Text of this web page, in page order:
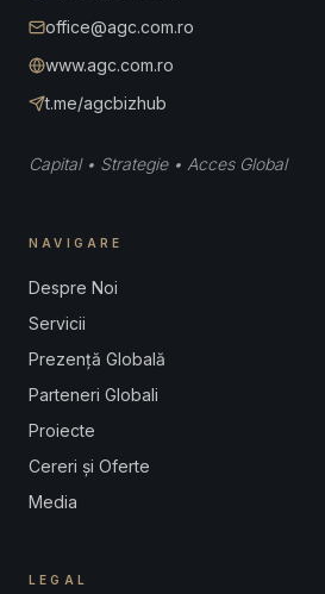
office@agc.com.ro
www.agc.com.ro
t.me/agcbizhub
Capital • Strategie • Acces Global
NAVIGARE
Despre Noi
Servicii
Prezență Globală
Parteneri Globali
Proiecte
Cereri și Oferte
Media
LEGAL